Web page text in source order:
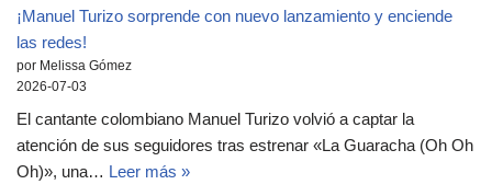
¡Manuel Turizo sorprende con nuevo lanzamiento y enciende
las redes!
por Melissa Gómez
2026-07-03
El cantante colombiano Manuel Turizo volvió a captar la
atención de sus seguidores tras estrenar «La Guaracha (Oh Oh
Oh)», una… Leer más »